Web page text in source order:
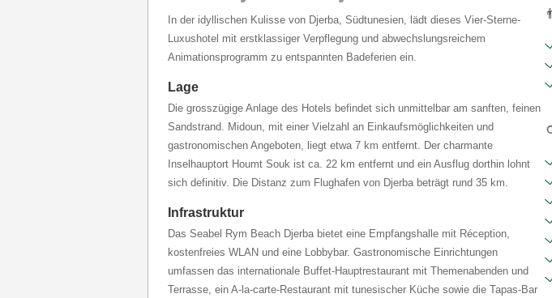
In der idyllischen Kulisse von Djerba, Südtunesien, lädt dieses Vier-Sterne-
Luxushotel mit erstklassiger Verpflegung und abwechslungsreichem
Animationsprogramm zu entspannten Badeferien ein.
Lage
Die grosszügige Anlage des Hotels befindet sich unmittelbar am sanften, feinen
Sandstrand. Midoun, mit einer Vielzahl an Einkaufsmöglichkeiten und
gastronomischen Angeboten, liegt etwa 7 km entfernt. Der charmante
Inselhauptort Houmt Souk ist ca. 22 km entfernt und ein Ausflug dorthin lohnt
sich definitiv. Die Distanz zum Flughafen von Djerba beträgt rund 35 km.
Infrastruktur
Das Seabel Rym Beach Djerba bietet eine Empfangshalle mit Réception,
kostenfreies WLAN und eine Lobbybar. Gastronomische Einrichtungen
umfassen das internationale Buffet-Hauptrestaurant mit Themenabenden und
Terrasse, ein A-la-carte-Restaurant mit tunesischer Küche sowie die Tapas-Bar